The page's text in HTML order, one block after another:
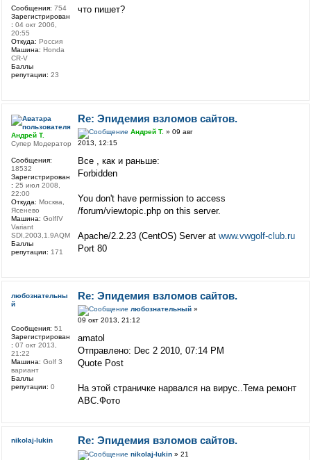
что пишет?
Сообщения: 754
Зарегистрирован
: 04 окт 2006,
20:55
Откуда: Россия
Машина: Honda
CR-V
Баллы
репутации: 23
Re: Эпидемия взломов сайтов.
Андрей Т.» 09 авг
2013, 12:15
Все , как и раньше:
Forbidden
You don't have permission to access
/forum/viewtopic.php on this server.
Apache/2.2.23 (CentOS) Server at www.vwgolf-club.ru
Port 80
Андрей Т.
Супер Модератор
Сообщения:
18532
Зарегистрирован
: 25 июл 2008,
22:00
Откуда: Москва,
Ясенево
Машина: GolfIV
Variant
SDI,2003,1.9AQM
Баллы
репутации: 171
Re: Эпидемия взломов сайтов.
любознательный»
09 окт 2013, 21:12
amatol
Отправлено: Dec 2 2010, 07:14 PM
Quote Post
На этой страничке нарвался на вирус..Тема ремонт
АВС.Фото
любознательны
й
Сообщения: 51
Зарегистрирован
: 07 окт 2013,
21:22
Машина: Golf 3
вариант
Баллы
репутации: 0
Re: Эпидемия взломов сайтов.
nikolaj-lukin» 21
nikolaj-lukin